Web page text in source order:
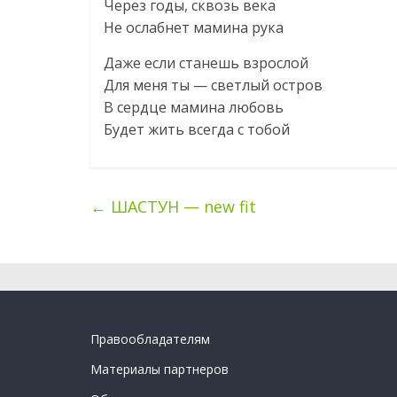
Через годы, сквозь века
Не ослабнет мамина рука
Даже если станешь взрослой
Для меня ты — светлый остров
В сердце мамина любовь
Будет жить всегда с тобой
← ШАСТУН — new fit
Правообладателям
Материалы партнеров